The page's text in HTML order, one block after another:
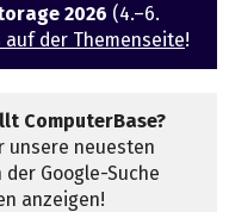
2026 (4.–6.
auf der Themenseite!
ComputerBase?
unsere neuesten
Google-Suche
anzeigen!